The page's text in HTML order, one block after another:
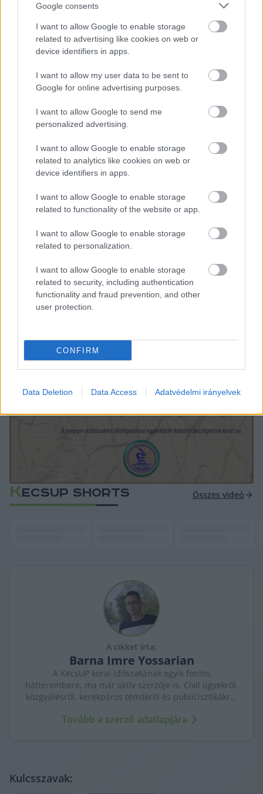
Google consents
I want to allow Google to enable storage
related to advertising like cookies on web or
device identifiers in apps.
I want to allow my user data to be sent to
Google for online advertising purposes.
I want to allow Google to send me
personalized advertising.
I want to allow Google to enable storage
related to analytics like cookies on web or
device identifiers in apps.
I want to allow Google to enable storage
related to functionality of the website or app.
I want to allow Google to enable storage
related to personalization.
I want to allow Google to enable storage
related to security, including authentication
functionality and fraud prevention, and other
user protection.
CONFIRM
Data Deletion Data Access Adatvédelmi irányelvek
A program lezárásaként állófogadással
egybekötött kötetlen beszélgetésre kerül sor.
KECSUP SHORTS Összes videó
A cikket írta:
Barna Imre Yossarian
A KecsUP korai időszakának egyik fontos
háttérembere, ma már aktív szerzője is. Civil ügyekről,
közgyűlésről, kerékpáros témákról és publicisztikákról
Tovább a szerző adatlapjára
Kulcsszavak: